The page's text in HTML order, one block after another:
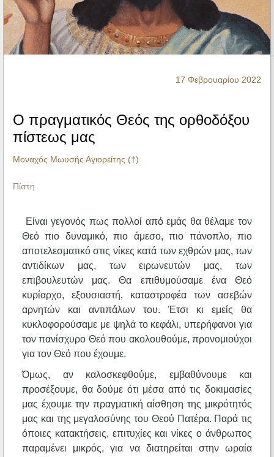
Ηχητικά
17 Φεβρουαρίου 2022
Ο πραγματικός Θεός της ορθοδόξου
πίστεως μας
Μοναχός Μωυσής Αγιορείτης (†)
Πίστη
Είναι γεγονός πως πολλοί από εμάς θα θέλαμε τον
Θεό πιο δυναμικό, πιο άμεσο, πιο πάνοπλο, πιο
αποτελεσματικό στις νίκες κατά των εχθρών μας, των
αντιδίκων μας, των ειρωνευτών μας, των
επιβουλευτών μας. Θα επιθυμούσαμε ένα Θεό
κυρίαρχο, εξουσιαστή, καταστροφέα των ασεβών
αρνητών και αντιπάλων του. Έτσι κι εμείς θα
κυκλοφορούσαμε με ψηλά το κεφάλι, υπερήφανοι για
τον πανίσχυρο Θεό που ακολουθούμε, προνομιούχοι
για τον Θεό που έχουμε.
Όμως, αν καλοσκεφθούμε, εμβαθύνουμε και
προσέξουμε, θα δούμε ότι μέσα από τις δοκιμασίες
μας έχουμε την πραγματική αίσθηση της μικρότητός
μας και της μεγαλοσύνης του Θεού Πατέρα. Παρά τις
όποιες κατακτήσεις, επιτυχίες και νίκες ο άνθρωπος
παραμένει μικρός, για να διατηρείται στην ωραία